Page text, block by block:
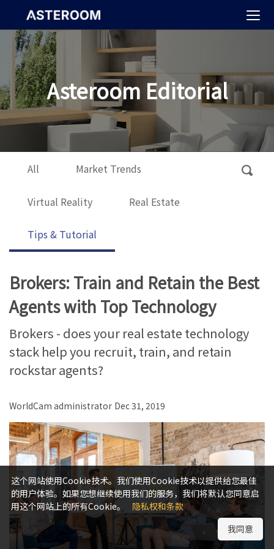
Asteroom Editorial
All Market Trends
Virtual Reality Real Estate
Tips & Tutorial
Brokers: Train and Retain the Best
Agents with Top Technology
Brokers - does your real estate technology
stack help you recruit, train, and retain
rockstar agents?
WorldCam administrator Dec 31, 2019
这个网站使用Cookie技术。我们使用Cookie技术以提供给您最佳
的用户体验。如果您想继续使用我们的服务，我们将默认您同意启
用这个网站上的所有Cookie。
隐私权和条款
我同意